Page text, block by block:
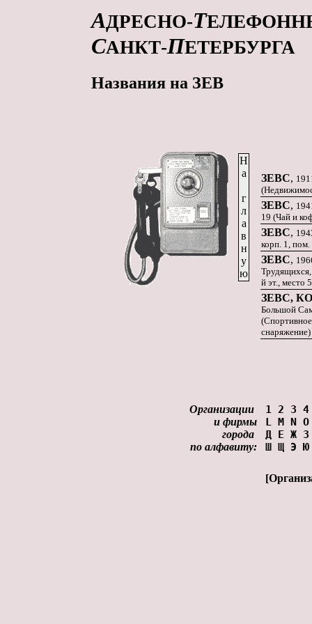
АДРЕСНО-Т
САНКТ-ПЕТЕРБУРГА
Названия на ЗЕВ
Н
а
г
л
а
в
н
у
ю
ЗЕВС,
ЗЕВС,
19 (Чай и
ЗЕВС,
корп. 1,
ЗЕВС,
й эт., место
ЗЕВС,
Большой
снаряжение)
Организации
и фирмы
города
по алфавиту:
1 2 3 4
L M N O
Д Е Ж З
Ш Щ Э Ю
[